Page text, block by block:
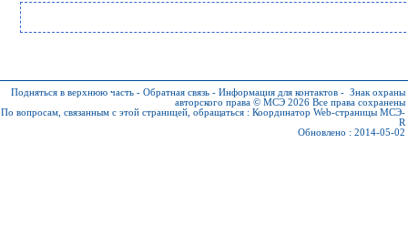
Подняться в верхнюю часть - Обратная связь - Информация для контактов - Знак охраны
авторского права © МСЭ 2026 Все права сохранены
По вопросам, связанным с этой страницей, обращаться : Координатор Web-страницы МСЭ-
R
Обновлено : 2014-05-02